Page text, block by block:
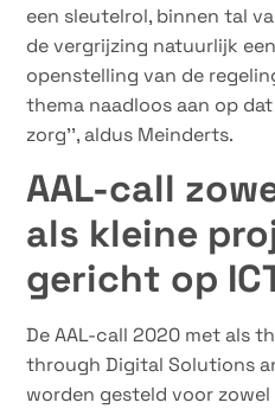
een sleutelrol, binnen tal
de vergrijzing natuurlijk
openstelling van de
thema naadloos aan op
zorg’’, aldus Meinderts.
AAL-call
als kleine
gericht op
De AAL-call 2020 met als
through Digital Solutions
worden gesteld voor